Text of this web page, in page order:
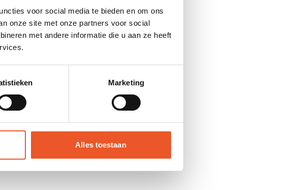
voor social media te bieden en om ons
onze site met onze partners voor social
met andere informatie die u aan ze heeft
Marketing
Alles toestaan
We werken aan verschillende
plannen schrijven. Kleine
voor eigen initiatief.
van je kennis en